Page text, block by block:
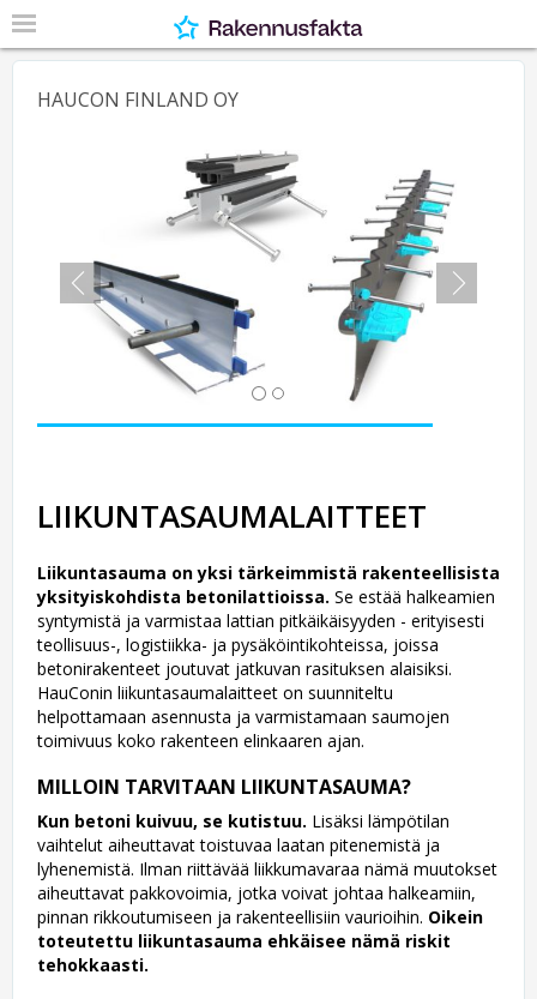
HAUCON FINLAND OY
LIIKUNTASAUMALAITTEET
Liikuntasauma on yksi tärkeimmistä rakenteellisista
yksityiskohdista betonilattioissa. Se estää halkeamien
syntymistä ja varmistaa lattian pitkäikäisyyden - erityisesti
teollisuus-, logistiikka- ja pysäköintikohteissa, joissa
betonirakenteet joutuvat jatkuvan rasituksen alaisiksi.
HauConin liikuntasaumalaitteet on suunniteltu
helpottamaan asennusta ja varmistamaan saumojen
toimivuus koko rakenteen elinkaaren ajan.
MILLOIN TARVITAAN LIIKUNTASAUMA?
Kun betoni kuivuu, se kutistuu. Lisäksi lämpötilan
vaihtelut aiheuttavat toistuvaa laatan pitenemistä ja
lyhenemistä. Ilman riittävää liikkumavaraa nämä muutokset
aiheuttavat pakkovoimia, jotka voivat johtaa halkeamiin,
pinnan rikkoutumiseen ja rakenteellisiin vaurioihin. Oikein
toteutettu liikuntasauma ehkäisee nämä riskit
tehokkaasti.